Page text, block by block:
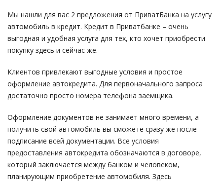
Мы нашли для вас 2 предложения от ПриватБанка на услугу
автомобиль в кредит. Кредит в Приватбанке – очень
выгодная и удобная услуга для тех, кто хочет приобрести
покупку здесь и сейчас же.
Клиентов привлекают выгодные условия и простое
оформление автокредита. Для первоначального запроса
достаточно просто номера телефона заемщика.
Оформление документов не занимает много времени, а
получить свой автомобиль вы сможете сразу же после
подписание всей документации. Все условия
предоставления автокредита обозначаются в договоре,
который заключается между банком и человеком,
планирующим приобретение автомобиля. Здесь